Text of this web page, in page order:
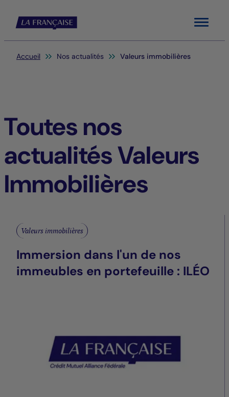
Menu
Vous êtes ici:
Accueil Nos actualités Valeurs immobilières
Toutes nos
actualités Valeurs
Immobilières
Valeurs immobilières
Immersion dans l'un de nos
immeubles en portefeuille : ILÉO